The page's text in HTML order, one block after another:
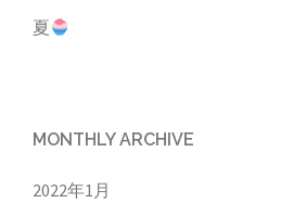
夏
MONTHLY ARCHIVE
2022年1月